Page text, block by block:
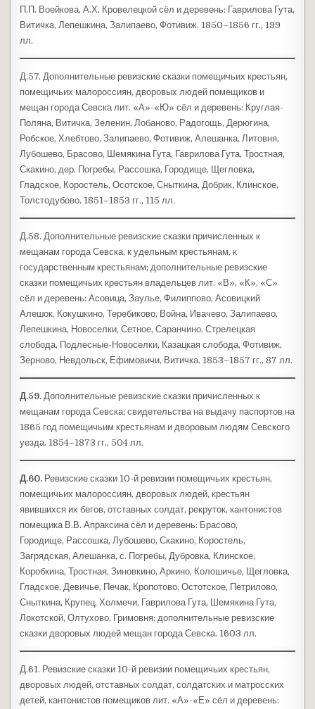
П.П. Воейкова, А.Х. Кровелецкой сёл и деревень: Гаврилова Гута,
Витичка, Лепешкина, Залипаево, Фотивиж. 1850–1856 гг., 199
лл.
Д.57. Дополнительные ревизские сказки помещичьих крестьян,
помещичьих малороссиян, дворовых людей помещиков и
мещан города Севска лит. «А»-«Ю» сёл и деревень: Круглая-
Поляна, Витичка, Зеленин, Лобаново, Радогощь, Дерюгина,
Робское, Хлебтово, Залипаево, Фотивиж, Алешанка, Литовня,
Лубошево, Брасово, Шемякина Гута, Гаврилова Гута, Тростная,
Скакино, дер. Погребы, Рассошка, Городище, Щегловка,
Гладское, Коростель, Осотское, Сныткина, Добрик, Клинское,
Толстодубово. 1851–1853 гг., 115 лл.
Д.58. Дополнительные ревизские сказки причисленных к
мещанам города Севска, к удельным крестьянам, к
государственным крестьянам; дополнительные ревизские
сказки помещичьих крестьян владельцев лит. «В», «К», «С»
сёл и деревень: Асовица, Заулье, Филиппово, Асовицкий
Алешок, Кокушкино, Теребиково, Война, Ивачево, Залипаево,
Лепешкина, Новоселки, Сетное, Саранчино, Стрелецкая
слобода, Подлесные-Новоселки, Казацкая слобода, Фотивиж,
Зерново, Невдольск, Ефимовичи, Витичка. 1853–1857 гг., 87 лл.
Д.59. Дополнительные ревизские сказки причисленных к
мещанам города Севска; свидетельства на выдачу паспортов на
1865 год помещичьим крестьянам и дворовым людям Севского
уезда. 1854–1873 гг., 504 лл.
Д.60. Ревизские сказки 10-й ревизии помещичьих крестьян,
помещичьих малороссиян, дворовых людей, крестьян
явившихся их бегов, отставных солдат, рекруток, кантонистов
помещика В.В. Апраксина сёл и деревень: Брасово,
Городище, Рассошка, Лубошево, Скакино, Коростель,
Загрядская, Алешанка, с. Погребы, Дубровка, Клинское,
Коробкина, Тростная, Зиновкино, Аркино, Колошичье, Щегловка,
Гладское, Девичье, Печак, Кропотово, Остотское, Петрилово,
Сныткина, Крупец, Холмечи, Гаврилова Гута, Шемякина Гута,
Локотской, Олтухово, Гримовня; дополнительные ревизские
сказки дворовых людей мещан города Севска. 1603 лл.
Д.61. Ревизские сказки 10-й ревизии помещичьих крестьян,
дворовых людей, отставных солдат, солдатских и матросских
детей, кантонистов помещиков лит. «А»-«Е» сёл и деревень: